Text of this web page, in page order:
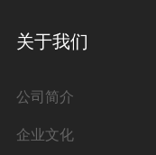
关于我们
公司简介
企业文化